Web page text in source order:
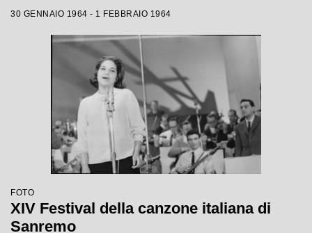
30 GENNAIO 1964 - 1 FEBBRAIO 1964
FOTO
XIV Festival della canzone italiana di
Sanremo